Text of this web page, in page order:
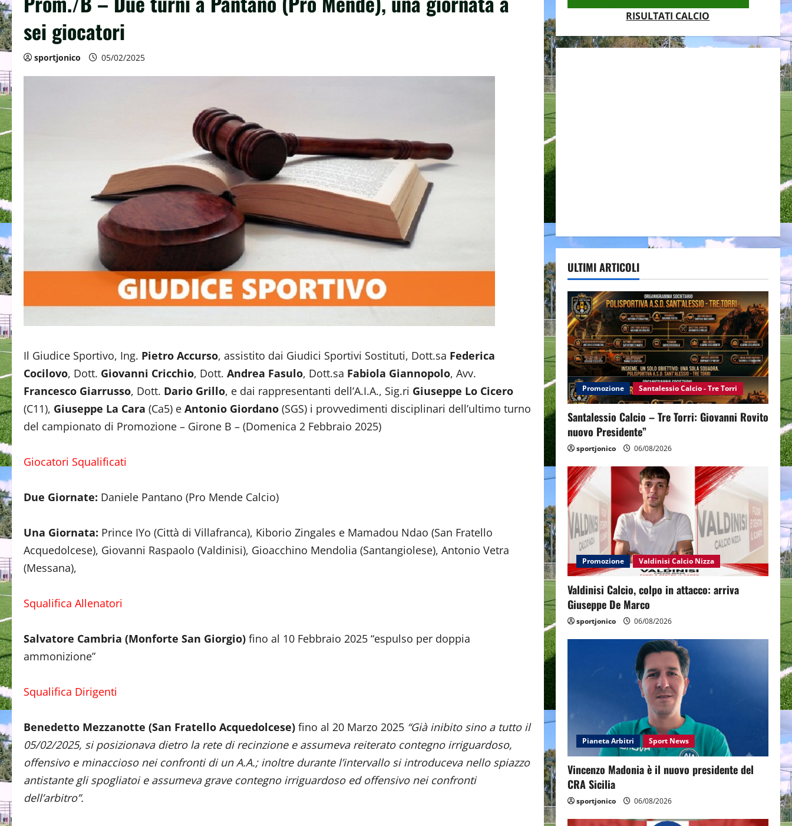
sei giocatori
sportjonico 05/02/2025
Il Giudice Sportivo, Ing. Pietro Accurso, assistito dai Giudici Sportivi Sostituti, Dott.sa Federica
Cocilovo, Dott. Giovanni Cricchio, Dott. Andrea Fasulo, Dott.sa Fabiola Giannopolo, Avv.
Francesco Giarrusso, Dott. Dario Grillo, e dai rappresentanti dell’A.I.A., Sig.ri Giuseppe Lo Cicero
(C11), Giuseppe La Cara (Ca5) e Antonio Giordano (SGS) i provvedimenti disciplinari dell’ultimo turno
del campionato di Promozione – Girone B – (Domenica 2 Febbraio 2025)
Giocatori Squalificati
Due Giornate: Daniele Pantano (Pro Mende Calcio)
Una Giornata: Prince IYo (Città di Villafranca), Kiborio Zingales e Mamadou Ndao (San Fratello
Acquedolcese), Giovanni Raspaolo (Valdinisi), Gioacchino Mendolia (Santangiolese), Antonio Vetra
(Messana),
Squalifica Allenatori
Salvatore Cambria (Monforte San Giorgio) fino al 10 Febbraio 2025 “espulso per doppia
ammonizione”
Squalifica Dirigenti
Benedetto Mezzanotte (San Fratello Acquedolcese) fino al 20 Marzo 2025 “Già inibito sino a tutto il
05/02/2025, si posizionava dietro la rete di recinzione e assumeva reiterato contegno irriguardoso,
offensivo e minaccioso nei confronti di un A.A.; inoltre durante l’intervallo si introduceva nello spiazzo
antistante gli spogliatoi e assumeva grave contegno irriguardoso ed offensivo nei confronti
dell’arbitro”.
RISULTATI CALCIO
ULTIMI ARTICOLI
Promozione Santalessio Calcio - Tre Torri
Santalessio Calcio – Tre Torri: Giovanni Rovito
nuovo Presidente”
sportjonico 06/08/2026
Promozione Valdinisi Calcio Nizza
Valdinisi Calcio, colpo in attacco: arriva
Giuseppe De Marco
sportjonico 06/08/2026
Pianeta Arbitri Sport News
Vincenzo Madonia è il nuovo presidente del
CRA Sicilia
sportjonico 06/08/2026